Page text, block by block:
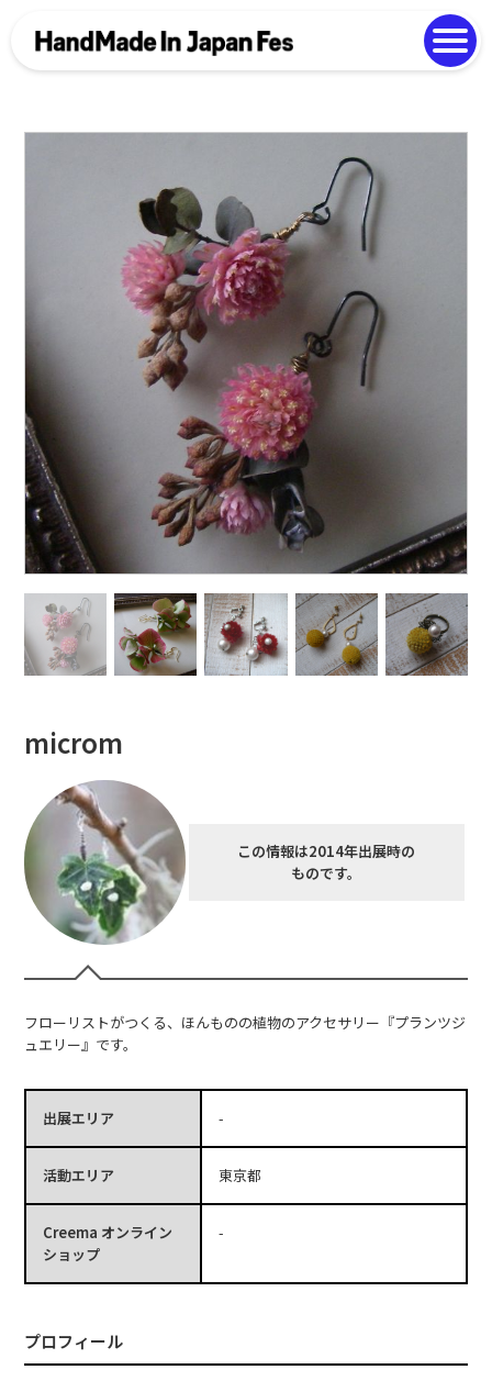
Photo Gallery
microm
この情報は2014年出展時の
ものです。
フローリストがつくる、ほんものの植物のアクセサリー『プランツジ
ュエリー』です。
出展エリア -
活動エリア 東京都
Creema オンライン
ショップ
-
プロフィール